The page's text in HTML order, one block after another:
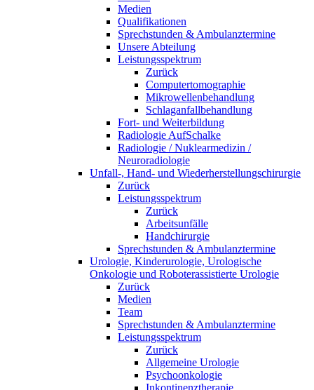
Medien
Qualifikationen
Sprechstunden & Ambulanztermine
Unsere Abteilung
Leistungsspektrum
Zurück
Computertomographie
Mikrowellenbehandlung
Schlaganfallbehandlung
Fort- und Weiterbildung
Radiologie AufSchalke
Radiologie / Nuklearmedizin /
Neuroradiologie
Unfall-, Hand- und Wiederherstellungschirurgie
Zurück
Leistungsspektrum
Zurück
Arbeitsunfälle
Handchirurgie
Sprechstunden & Ambulanztermine
Urologie, Kinderurologie, Urologische
Onkologie und Roboterassistierte Urologie
Zurück
Medien
Team
Sprechstunden & Ambulanztermine
Leistungsspektrum
Zurück
Allgemeine Urologie
Psychoonkologie
Inkontinenztherapie